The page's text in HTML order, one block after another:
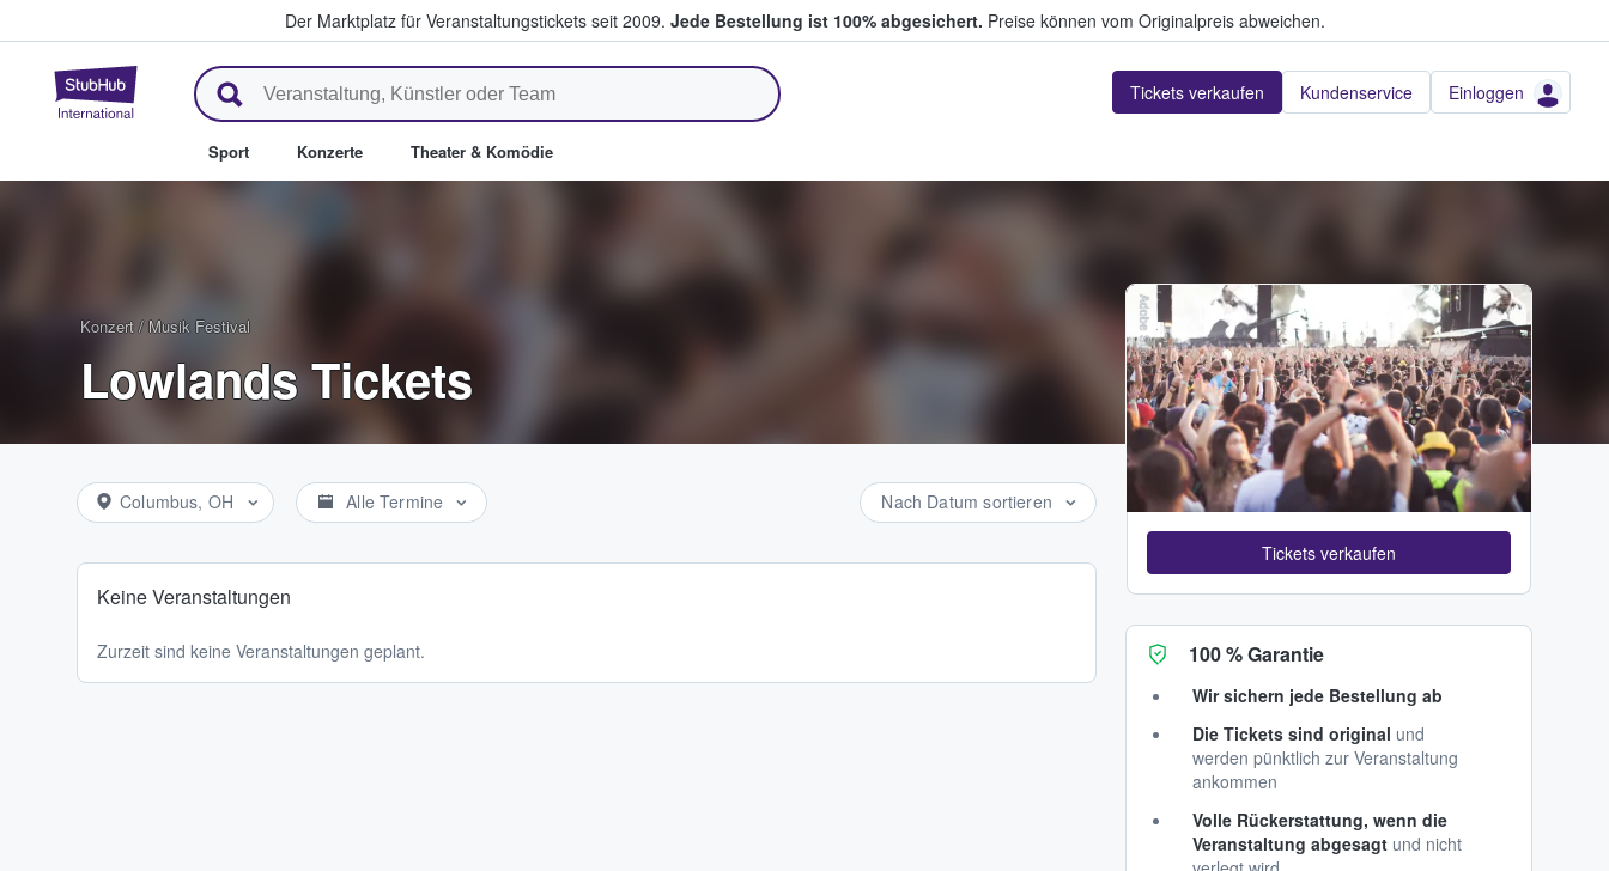
Der Marktplatz für Veranstaltungstickets seit 2009. Jede Bestellung ist 100% abgesichert. Preise können vom Originalpreis abweichen.
StubHub - Wo Fans Tickets kaufen & verkaufen Tickets verkaufen Kundenservice Einloggen
Sport Konzerte Theater & Komödie
Konzert / Musik Festival
Lowlands Tickets
Columbus, OH Alle Termine Nach Datum sortieren
Keine Veranstaltungen
Zurzeit sind keine Veranstaltungen geplant.
Adobe Stock
Tickets verkaufen
100 % Garantie
Wir sichern jede Bestellung ab
Die Tickets sind original und
werden pünktlich zur Veranstaltung
ankommen
Volle Rückerstattung, wenn die
Veranstaltung abgesagt und nicht